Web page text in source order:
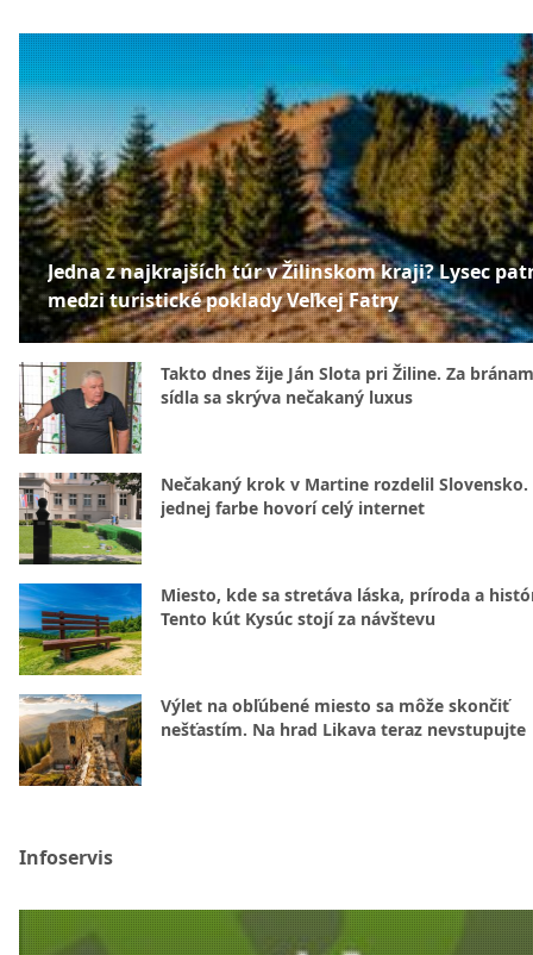
Jedna z najkrajších túr v Žilinskom kraji? Lysec
medzi turistické poklady Veľkej Fatry
Takto dnes žije Ján Slota pri Žiline. Za
sídla sa skrýva nečakaný luxus
Nečakaný krok v Martine rozdelil Slovensko.
jednej farbe hovorí celý internet
Miesto, kde sa stretáva láska, príroda a
Tento kút Kysúc stojí za návštevu
Výlet na obľúbené miesto sa môže skončiť
nešťastím. Na hrad Likava teraz nevstupujte
Infoservis